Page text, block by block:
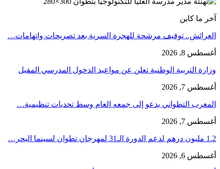
آخر ما كاين
العرائش.. توقيف مرشحة للهجرة السرية بعد تصريحات واتهامات…
أغسطس 8, 2026
وزارة التربية الوطنية تعلن عن مواعيد الدخول المدرسي المقبل
أغسطس 7, 2026
المغرب التطواني يدعو إلى جمعه العام وسط تحديات تنظيمية…
أغسطس 7, 2026
1.2 مليون درهم لدعم الدورة الـ31 لمهرجان تطوان لسينما البحر…
أغسطس 6, 2026